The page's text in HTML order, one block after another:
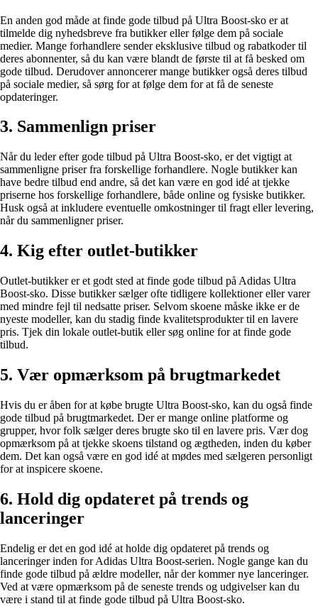
En anden god måde at finde gode tilbud på Ultra Boost-sko er at
tilmelde dig nyhedsbreve fra butikker eller følge dem på sociale
medier. Mange forhandlere sender eksklusive tilbud og rabatkoder til
deres abonnenter, så du kan være blandt de første til at få besked om
gode tilbud. Derudover annoncerer mange butikker også deres tilbud
på sociale medier, så sørg for at følge dem for at få de seneste
opdateringer.
3. Sammenlign priser
Når du leder efter gode tilbud på Ultra Boost-sko, er det vigtigt at
sammenligne priser fra forskellige forhandlere. Nogle butikker kan
have bedre tilbud end andre, så det kan være en god idé at tjekke
priserne hos forskellige forhandlere, både online og fysiske butikker.
Husk også at inkludere eventuelle omkostninger til fragt eller levering,
når du sammenligner priser.
4. Kig efter outlet-butikker
Outlet-butikker er et godt sted at finde gode tilbud på Adidas Ultra
Boost-sko. Disse butikker sælger ofte tidligere kollektioner eller varer
med mindre fejl til nedsatte priser. Selvom skoene måske ikke er de
nyeste modeller, kan du stadig finde kvalitetsprodukter til en lavere
pris. Tjek din lokale outlet-butik eller søg online for at finde gode
tilbud.
5. Vær opmærksom på brugtmarkedet
Hvis du er åben for at købe brugte Ultra Boost-sko, kan du også finde
gode tilbud på brugtmarkedet. Der er mange online platforme og
grupper, hvor folk sælger deres brugte sko til en lavere pris. Vær dog
opmærksom på at tjekke skoens tilstand og ægtheden, inden du køber
dem. Det kan også være en god idé at mødes med sælgeren personligt
for at inspicere skoene.
6. Hold dig opdateret på trends og
lanceringer
Endelig er det en god idé at holde dig opdateret på trends og
lanceringer inden for Adidas Ultra Boost-serien. Nogle gange kan du
finde gode tilbud på ældre modeller, når der kommer nye lanceringer.
Ved at være opmærksom på de seneste trends og udgivelser kan du
være i stand til at finde gode tilbud på Ultra Boost-sko.